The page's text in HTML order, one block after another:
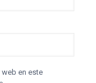
en este